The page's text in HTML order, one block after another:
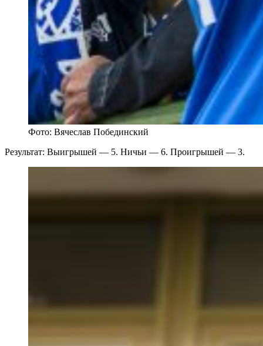
Фото: Вячеслав Побединский
Результат: Выигрышей — 5. Ничьи — 6. Проигрышей — 3.